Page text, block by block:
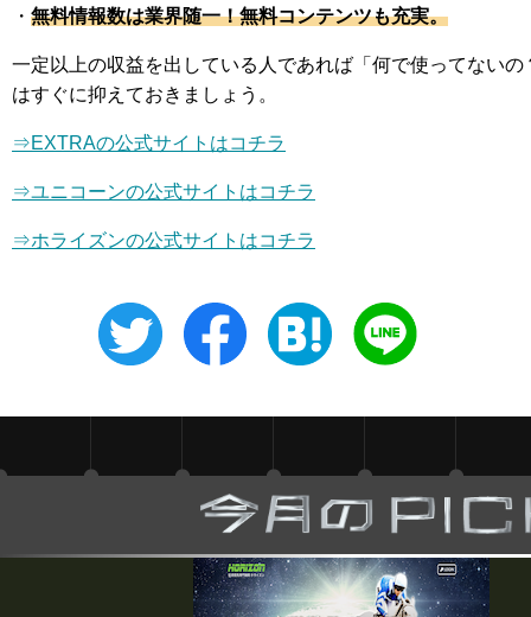
・ 無料情報数は業界随一！無料コンテンツも充実。
一定以上の収益を出している人であれば「何で使ってない
はすぐに抑えておきましょう。
⇒EXTRAの公式サイトはコチラ
⇒ユニコーンの公式サイトはコチラ
⇒ホライズンの公式サイトはコチラ